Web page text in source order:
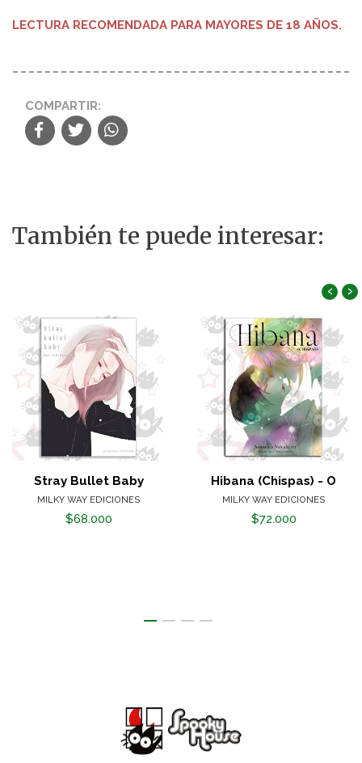
LECTURA RECOMENDADA PARA MAYORES DE 18 AÑOS.
COMPARTIR:
También te puede interesar:
Stray Bullet Baby
MILKY WAY EDICIONES
$68.000
Hibana (Chispas) - O
MILKY WAY EDICIONES
$72.000
‹ ›